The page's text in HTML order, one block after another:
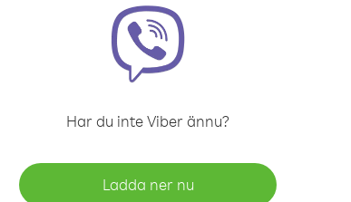
Har du inte Viber ännu?
Ladda ner nu